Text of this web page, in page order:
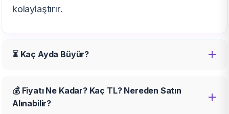
kolaylaştırır.
⏳ Kaç Ayda Büyür?
💰 Fiyatı Ne Kadar? Kaç TL? Nereden Satın
Alınabilir?